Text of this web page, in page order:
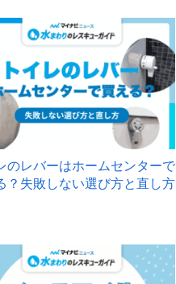
のレバーはホームセンターで
？失敗しない選び方と直し方